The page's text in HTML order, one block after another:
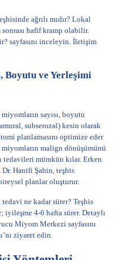
ağrılı mıdır? Lokal
hafif kramp olabilir.
sayfasını inceleyin. İletişim
Boyutu ve Yerleşimi
sayısı, boyutu
subserozal) kesin olarak
planlamasını optimize eder
malign dönüşümünü
mümkün kılar. Erken
Dr. Hanifi Şahin, teşhis
planlar oluşturur.
ne kadar sürer? Teşhis
iyileşme 4-6 hafta sürer. Detaylı
Miyom Merkezi sayfasını
’nı ziyaret edin.